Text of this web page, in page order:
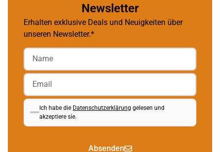
Newsletter
Erhalten exklusive Deals und Neuigkeiten über
unseren Newsletter.*
Ich habe die Datenschutzerklärung gelesen und
akzeptiere sie.
Absenden